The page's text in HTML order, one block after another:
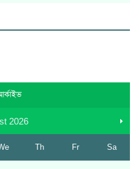
2026
Th Fr Sa